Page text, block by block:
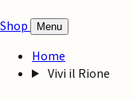
Shop Menu
Home
Vivi il Rione